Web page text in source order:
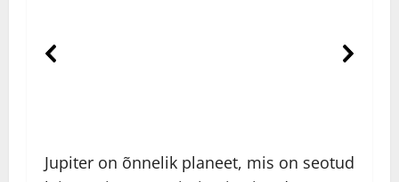
Jupiter on õnnelik planeet, mis on seotud